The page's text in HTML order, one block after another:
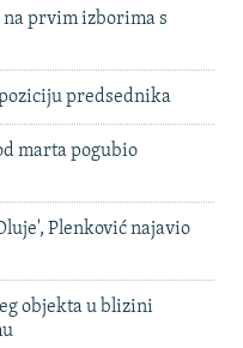
prvim izborima s
predsednika
marta pogubio
Plenković najavio
objekta u blizini